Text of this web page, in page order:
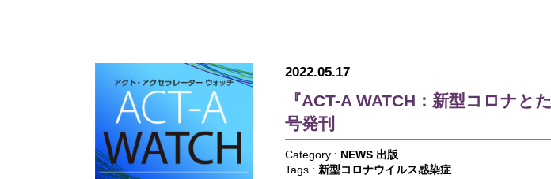
2022.05.17
『ACT-A WATCH：新型コロナと
号発刊
Category : NEWS 出版
Tags : 新型コロナウイルス感染症